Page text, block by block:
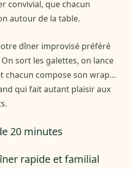
convivial, que chacun
autour de la table.
dîner improvisé préféré
sort les galettes, on lance
chacun compose son wrap…
qui fait autant plaisir aux
20 minutes
rapide et familial